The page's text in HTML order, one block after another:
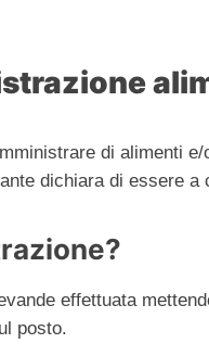
di alimenti
dichiara di essere a
effettuata
posto.